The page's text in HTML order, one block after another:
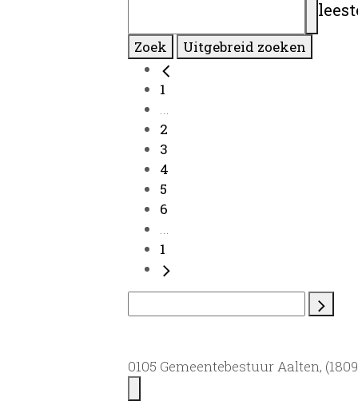
Zoek Uitgebreid zoeken
1
...
2
3
4
5
6
...
1
0105 Gemeentebestuur Aalten,